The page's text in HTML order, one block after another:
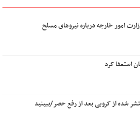
امور خارجه درباره نیروهای مسلح
استعفا کرد
شده از کروبی بعد از رفع حصر/ببینید